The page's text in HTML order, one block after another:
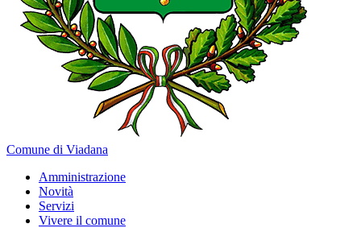
Comune di Viadana
Amministrazione
Novità
Servizi
Vivere il comune